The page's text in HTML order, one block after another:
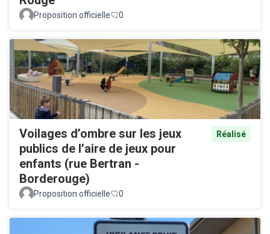
Proposition officielle 0
Voilages d’ombre sur les jeux
publics de l’aire de jeux pour
enfants (rue Bertran -
Borderouge)
Réalisé
Proposition officielle 0